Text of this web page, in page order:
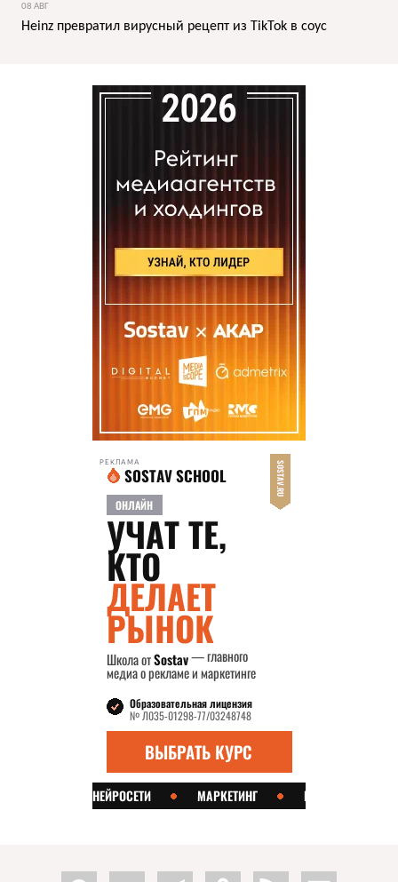
08 АВГ
Heinz превратил вирусный рецепт из TikTok в соус
РЕКЛАМА